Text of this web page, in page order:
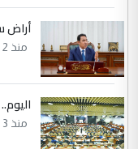
أراض
منذ 2 ساعة
منذ 3 ساعة